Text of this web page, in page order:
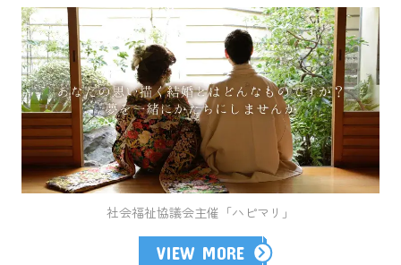
社会福祉協議会主催「ハピマリ」
VIEW MORE